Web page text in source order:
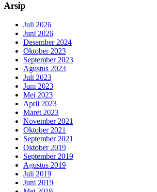
Arsip
Juli 2026
Juni 2026
Desember 2024
Oktober 2023
September 2023
Agustus 2023
Juli 2023
Juni 2023
Mei 2023
April 2023
Maret 2023
November 2021
Oktober 2021
September 2021
Oktober 2019
September 2019
Agustus 2019
Juli 2019
Juni 2019